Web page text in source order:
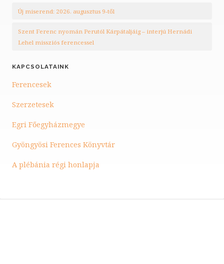
Új miserend: 2026. augusztus 9-től
Szent Ferenc nyomán Perutól Kárpátaljáig – interjú Hernádi
Lehel missziós ferencessel
KAPCSOLATAINK
Ferencesek
Szerzetesek
Egri Főegyházmegye
Gyöngyösi Ferences Könyvtár
A plébánia régi honlapja